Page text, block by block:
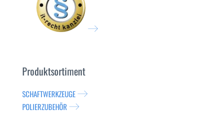
Produktsortiment
SCHAFTWERKZEUGE
POLIERZUBEHÖR